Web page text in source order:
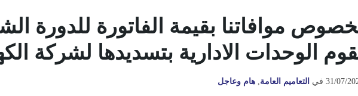
موافاتنا بقيمة الفاتورة للدورة
الوحدات الادارية بتسديدها لشركة
31/07/ في التعاميم العامة, هام وعاجل